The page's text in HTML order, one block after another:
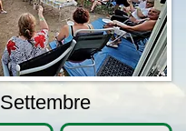
Settembre